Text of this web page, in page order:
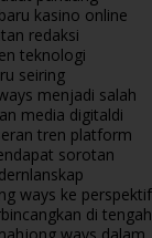
kasino online
redaksi
teknologi
seiring
menjadi salah
media digitaldi
tren platform
sorotan
lanskap
ways ke perspektif
di tengah